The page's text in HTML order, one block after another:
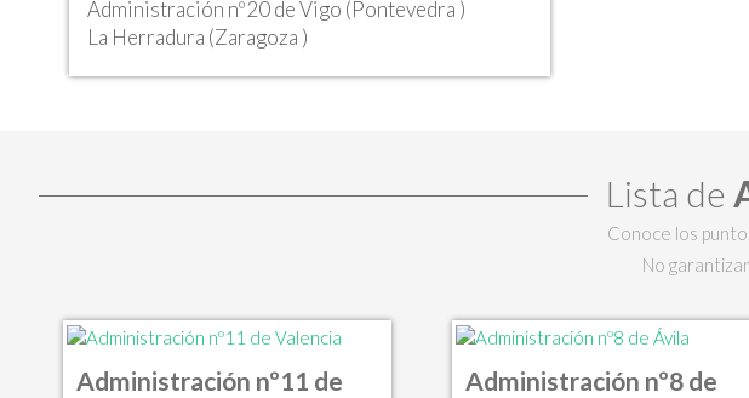
Administración nº20 de Vigo (Pontevedra )
La Herradura (Zaragoza )
Lista de
Conoce los
No
Administración nº11 de
Administración nº8 de